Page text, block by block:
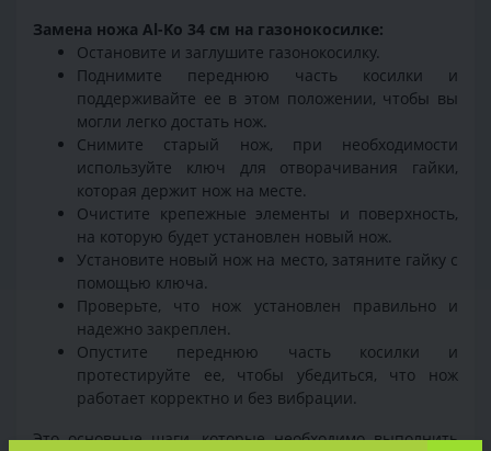
Замена ножа Al-Ko 34 см на газонокосилке:
Остановите и заглушите газонокосилку.
Поднимите переднюю часть косилки и
поддерживайте ее в этом положении, чтобы вы
могли легко достать нож.
Снимите старый нож, при необходимости
используйте ключ для отворачивания гайки,
которая держит нож на месте.
Очистите крепежные элементы и поверхность,
на которую будет установлен новый нож.
Установите новый нож на место, затяните гайку с
помощью ключа.
Проверьте, что нож установлен правильно и
надежно закреплен.
Опустите переднюю часть косилки и
протестируйте ее, чтобы убедиться, что нож
работает корректно и без вибрации.
Это основные шаги, которые необходимо выполнить